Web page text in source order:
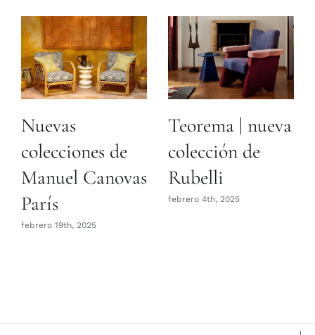
Nuevas
colecciones de
Manuel Canovas
París
febrero 19th, 2025
Teorema | nueva
colección de
Rubelli
febrero 4th, 2025